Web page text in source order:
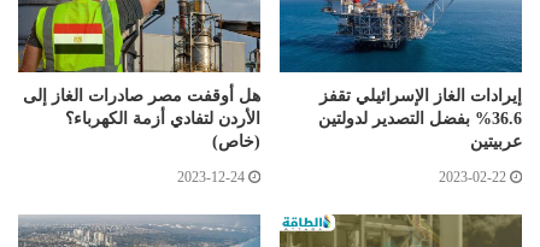
إيرادات الغاز الإسرائيلي تقفز
36.6% بفضل التصدير لدولتين
عربيتين
2023-02-22
هل أوقفت مصر صادرات الغاز إلى
الأردن لتفادي أزمة الكهرباء؟
(خاص)
2023-12-24